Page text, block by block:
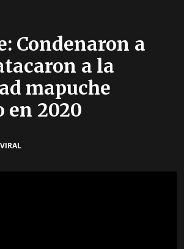
Condenaron a
a la
mapuche
en 2020